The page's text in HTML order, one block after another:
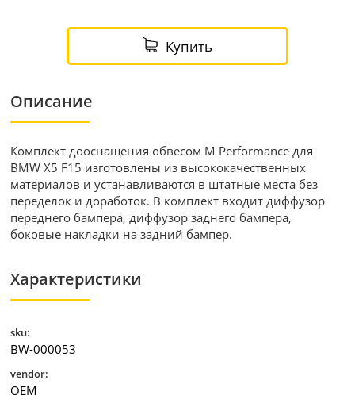
Купить
Описание
Комплект дооснащения обвесом M Performance для
BMW X5 F15 изготовлены из высококачественных
материалов и устанавливаются в штатные места без
переделок и доработок. В комплект входит диффузор
переднего бампера, диффузор заднего бампера,
боковые накладки на задний бампер.
Характеристики
sku:
BW-000053
vendor:
OEM